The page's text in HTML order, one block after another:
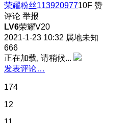
荣耀粉丝11392097710F 赞
评论 举报
LV6荣耀V20
2021-1-23 10:32 属地未知
666
正在加载, 请稍候...
发表评论…
174
12